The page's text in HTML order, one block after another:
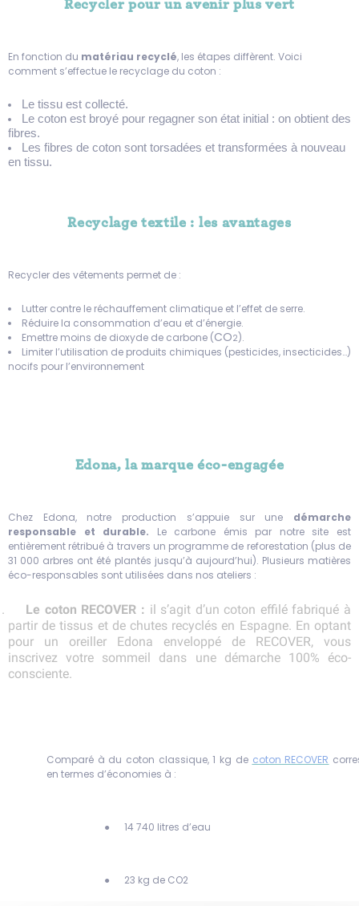
Recycler pour un avenir plus vert
En fonction du matériau recyclé, les étapes diffèrent. Voici
comment s’effectue le recyclage du coton :
Le tissu est collecté.
Le coton est broyé pour regagner son état initial : on obtient des
fibres.
Les fibres de coton sont torsadées et transformées à nouveau
en tissu.
Recyclage textile : les avantages
Recycler des vêtements permet de :
Lutter contre le réchauffement climatique et l’effet de serre.
Réduire la consommation d’eau et d’énergie.
Emettre moins de dioxyde de carbone (CO2).
Limiter l’utilisation de produits chimiques (pesticides, insecticides…)
nocifs pour l’environnement
Edona, la marque éco-engagée
Chez Edona, notre production s’appuie sur une démarche
responsable et durable. Le carbone émis par notre site est
entièrement rétribué à travers un programme de reforestation (plus de
31 000 arbres ont été plantés jusqu’à aujourd’hui). Plusieurs matières
éco-responsables sont utilisées dans nos ateliers :
Le coton RECOVER : il s’agit d’un coton effilé fabriqué à
partir de tissus et de chutes recyclés en Espagne. En optant
pour un oreiller Edona enveloppé de RECOVER, vous
inscrivez votre sommeil dans une démarche 100% éco-
consciente.
Comparé à du coton classique, 1 kg de coton RECOVER
en termes d’économies à :
● 14 740 litres d’eau
● 23 kg de CO2